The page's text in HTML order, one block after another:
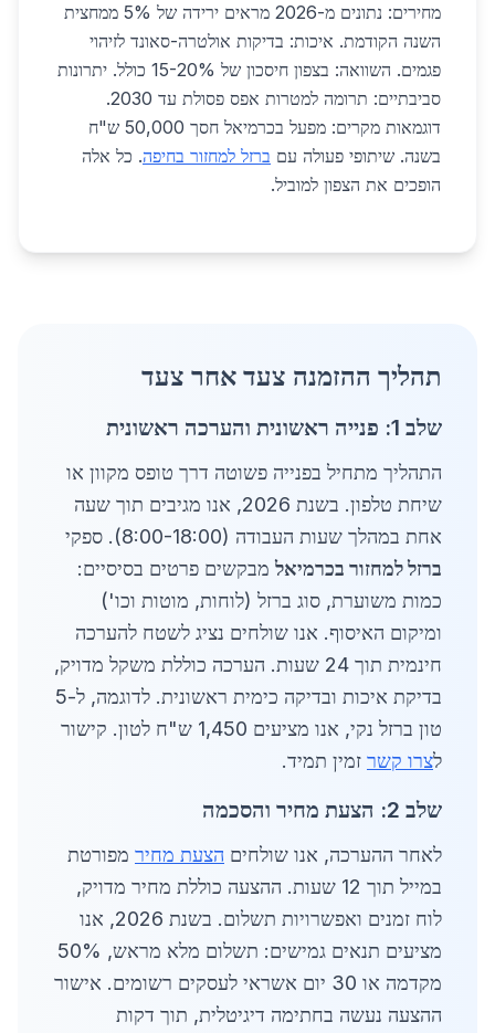
מחירים: נתונים מ-2026 מראים ירידה של 5% ממחצית
השנה הקודמת. איכות: בדיקות אולטרה-סאונד לזיהוי
פגמים. השוואה: בצפון חיסכון של 15-20% כולל. יתרונות
סביבתיים: תרומה למטרות אפס פסולת עד 2030.
דוגמאות מקרים: מפעל בכרמיאל חסך 50,000 ש"ח
בשנה. שיתופי פעולה עם ברזל למחזור בחיפה. כל אלה
הופכים את הצפון למוביל.
תהליך ההזמנה צעד אחר צעד
שלב 1: פנייה ראשונית והערכה ראשונית
התהליך מתחיל בפנייה פשוטה דרך טופס מקוון או
שיחת טלפון. בשנת 2026, אנו מגיבים תוך שעה
אחת במהלך שעות העבודה (8:00-18:00). ספקי
ברזל למחזור בכרמיאלמבקשים פרטים בסיסיים:
כמות משוערת, סוג ברזל (לוחות, מוטות וכו')
ומיקום האיסוף. אנו שולחים נציג לשטח להערכה
חינמית תוך 24 שעות. הערכה כוללת משקל מדויק,
בדיקת איכות ובדיקה כימית ראשונית. לדוגמה, ל-5
טון ברזל נקי, אנו מציעים 1,450 ש"ח לטון. קישור
לצרו קשר זמין תמיד.
שלב 2: הצעת מחיר והסכמה
לאחר ההערכה, אנו שולחים הצעת מחיר מפורטת
במייל תוך 12 שעות. ההצעה כוללת מחיר מדויק,
לוח זמנים ואפשרויות תשלום. בשנת 2026, אנו
מציעים תנאים גמישים: תשלום מלא מראש, 50%
מקדמה או 30 יום אשראי לעסקים רשומים. אישור
ההצעה נעשה בחתימה דיגיטלית, תוך דקות